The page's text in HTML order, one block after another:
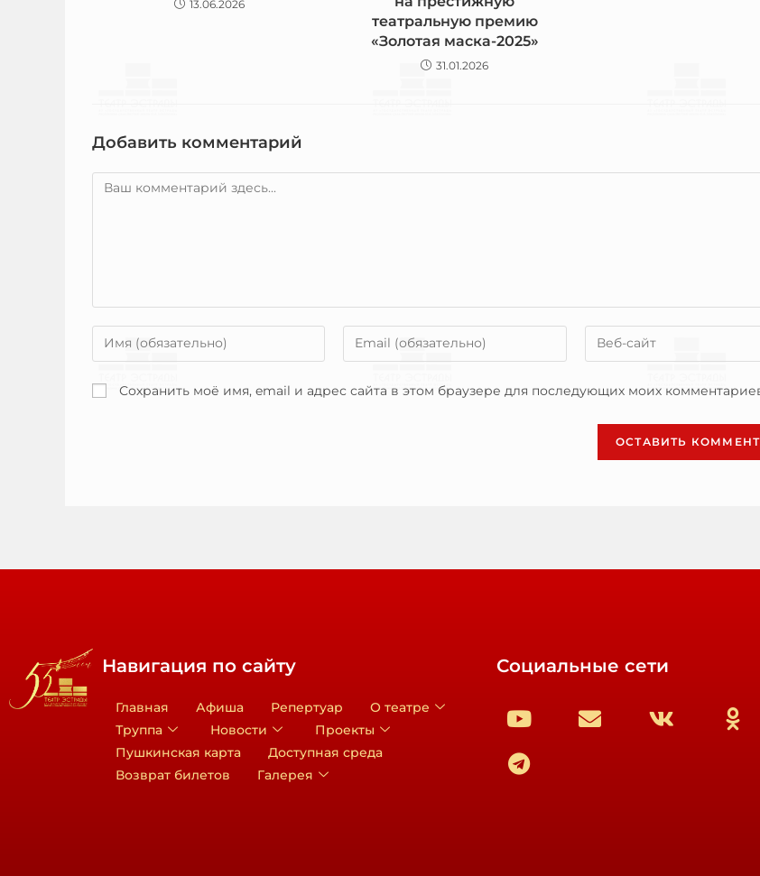
13.06.2026
театральную премию
«Золотая маска-2025»
31.01.2026
Добавить комментарий
Сохранить моё имя, email и адрес сайта в этом браузере для последующих моих
Навигация по сайту
Главная Афиша Репертуар
О театре
Труппа
Новости
Проекты
Пушкинская карта
Доступная среда
Возврат билетов
Галерея
Социальные сети